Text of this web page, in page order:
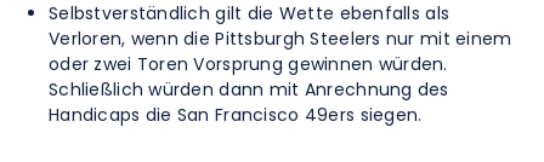
Selbstverständlich gilt die Wette ebenfalls als
Verloren, wenn die Pittsburgh Steelers nur mit einem
oder zwei Toren Vorsprung gewinnen würden.
Schließlich würden dann mit Anrechnung des
Handicaps die San Francisco 49ers siegen.